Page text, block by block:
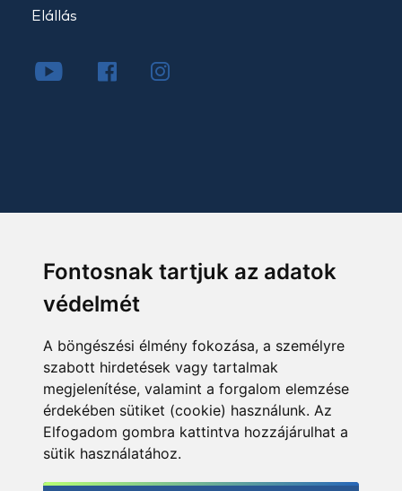
Fontosnak tartjuk az adatok
védelmét
A böngészési élmény fokozása, a személyre
szabott hirdetések vagy tartalmak
megjelenítése, valamint a forgalom elemzése
érdekében sütiket (cookie) használunk. Az
Elfogadom gombra kattintva hozzájárulhat a
sütik használatához.
Elállás